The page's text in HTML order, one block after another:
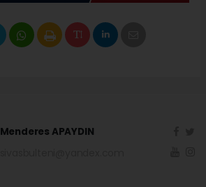
Menderes APAYDIN